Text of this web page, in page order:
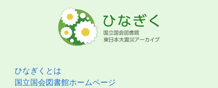
ひなぎくとは
国立国会図書館ホームページ